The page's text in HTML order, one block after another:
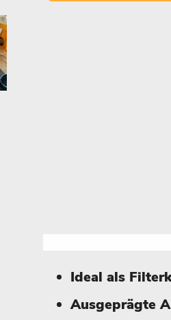
Ideal als
Ausgeprägte